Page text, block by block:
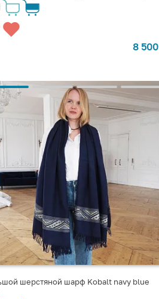
8 500
шерстяной шарф Kobalt navy blue